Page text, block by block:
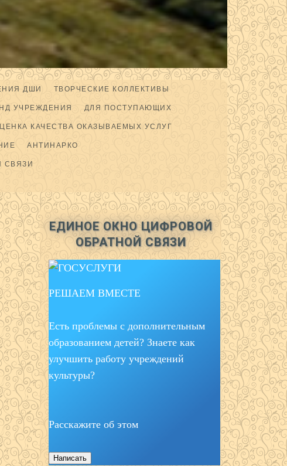
ДШИ ТВОРЧЕСКИЕ КОЛЛЕКТИВЫ
УЧРЕЖДЕНИЯ ДЛЯ ПОСТУПАЮЩИХ
КАЧЕСТВА ОКАЗЫВАЕМЫХ УСЛУГ
АНТИНАРКО
СВЯЗИ
ЕДИНОЕ ОКНО ЦИФРОВОЙ
ОБРАТНОЙ СВЯЗИ
РЕШАЕМ ВМЕСТЕ
Есть проблемы с дополнительным
образованием детей? Знаете как
улучшить работу учреждений
культуры?
Расскажите об этом
Написать